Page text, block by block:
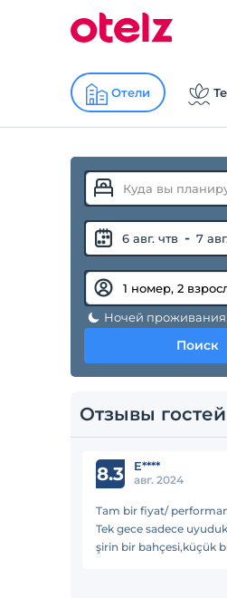
Отели
6 авг. чтв - 7
Ночей проживания:
Поиск
Отзывы гостей
8.3 E****
авг. 2024
Tam bir fiyat/
Tek gece sadece
şirin bir bahçesi,küçük
Çarşaflar,havlular